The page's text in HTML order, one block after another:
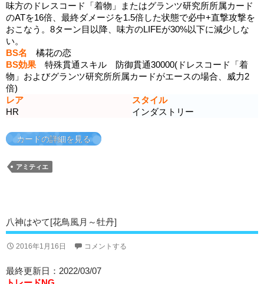
味方のドレスコード「着物」またはグランツ研究所所属カード
のATを16倍、最終ダメージを1.5倍した状態で必中+直撃攻撃を
おこなう。8ターン目以降、味方のLIFEが30%以下に減少しな
い。
BS名 橘花の恋
BS効果 特殊貫通スキル 防御貫通30000(ドレスコード「着
物」およびグランツ研究所所属カードがエースの場合、威力2
倍)
レア
スタイル
HR
インダストリー
カードの詳細を見る
アミティエ
八神はやて[花鳥風月～牡丹]
2016年1月16日 コメントする
最終更新日：2022/03/07